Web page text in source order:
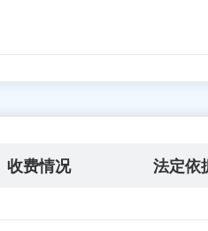
收费情况 法定依